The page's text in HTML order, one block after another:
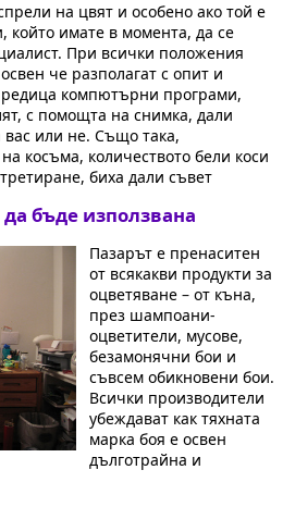
на цвят и особено ако той е
който имате в момента, да се
При всички положения
че разполагат с опит и
редица компютърни програми,
с помощта на снимка, дали
или не. Също така,
косъма, количеството бели коси
биха дали съвет
бъде използвана
Пазарът е пренаситен
от всякакви продукти за
оцветяване – от къна,
през шампоани-
оцветители, мусове,
безамонячни бои и
съвсем обикновени бои.
Всички производители
убеждават как тяхната
марка боя е освен
дълготрайна и